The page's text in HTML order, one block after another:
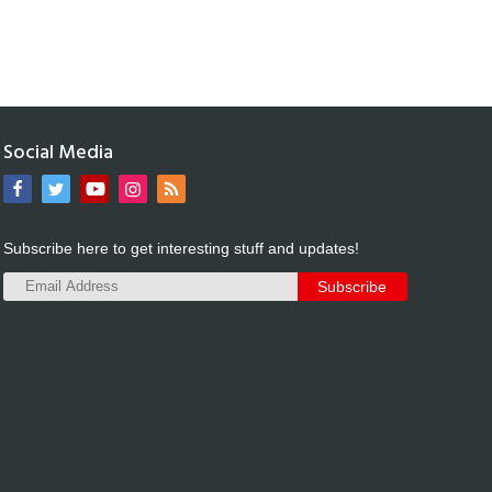
Social Media
Subscribe here to get interesting stuff and updates!